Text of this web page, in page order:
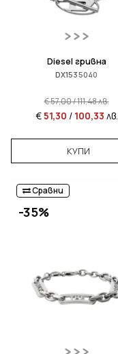
Diesel гривна
DX1535040
€57,00/111,48лв.
€51,30 / 100,33 лв.
КУПИ
Сравни
-35%